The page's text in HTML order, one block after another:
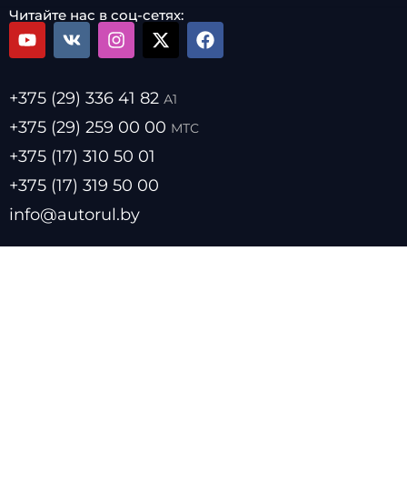
Читайте нас в соц-сетях:
+375 (29) 336 41 82 А1
+375 (29) 259 00 00 МТС
+375 (17) 310 50 01
+375 (17) 319 50 00
info@autorul.by